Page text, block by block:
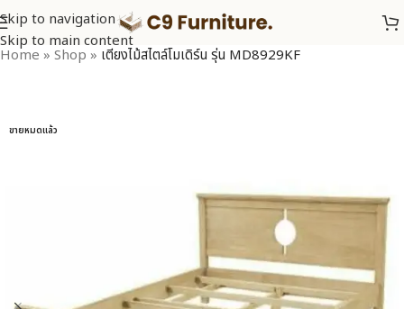
Skip to navigation
Skip to main content
Home » Shop » เตียงไม้สไตล์โมเดิร์น รุ่น MD8929KF
ขายหมดแล้ว